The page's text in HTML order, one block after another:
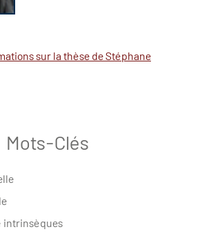
sur la thèse de Stéphane
Mots-Clés
intrinsèques